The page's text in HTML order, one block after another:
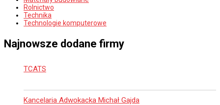
Rolnictwo
Technika
Technologie komputerowe
Najnowsze dodane firmy
TCATS
Kancelaria Adwokacka Michał Gajda